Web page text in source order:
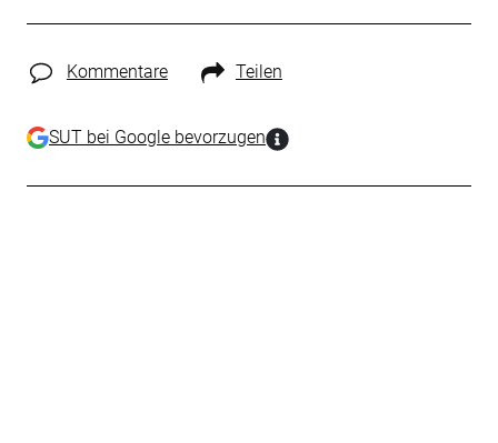
Kommentare Teilen
SUT bei Google bevorzugen